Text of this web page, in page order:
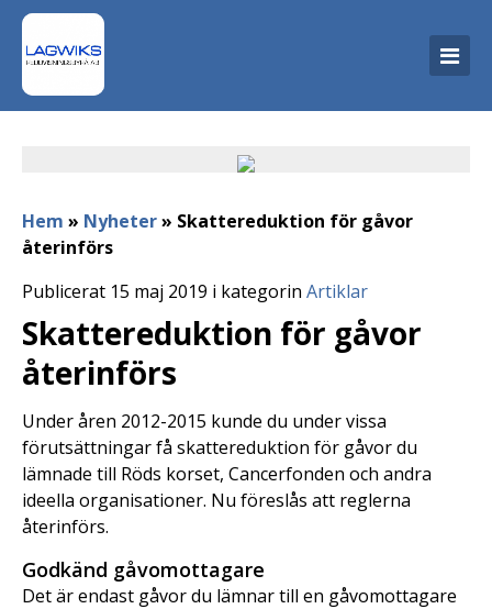
Hem » Nyheter» Skattereduktion för gåvor
återinförs
Publicerat 15 maj 2019 i kategorin Artiklar
Skattereduktion för gåvor
återinförs
Under åren 2012-2015 kunde du under vissa
förutsättningar få skattereduktion för gåvor du
lämnade till Röds korset, Cancerfonden och andra
ideella organisationer. Nu föreslås att reglerna
återinförs.
Godkänd gåvomottagare
Det är endast gåvor du lämnar till en gåvomottagare